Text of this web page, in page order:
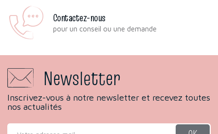
Contactez-nous
pour un conseil ou une demande
Newsletter
Inscrivez-vous à notre newsletter et recevez toutes
nos actualités